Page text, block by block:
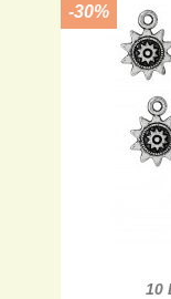
10
-30%